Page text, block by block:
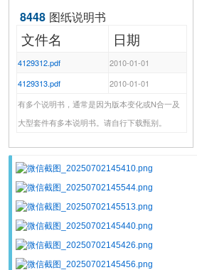
8448 图纸说明书
文件名 日期
4129312.pdf
2010-01-01
4129313.pdf
2010-01-01
有多个说明书，通常是因为版本变化或N合一及
大型套件有多本说明书。请自行下载甄别。